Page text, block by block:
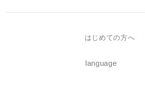
はじめての方へ
language